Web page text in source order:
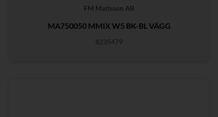
FM Mattsson AB
MA750050 MMIX W5 BK-BL VÄGG
8235479